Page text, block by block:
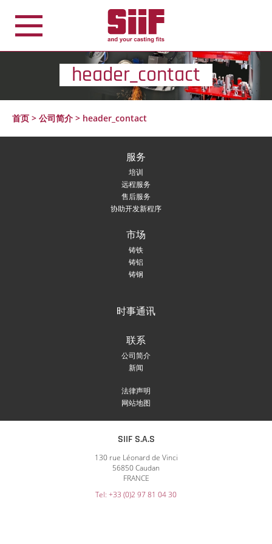
header_contact
首页 > 公司简介 > header_contact
服务
培训
远程服务
售后服务
协助开发新程序
市场
铸铁
铸铝
铸钢
时事通讯
联系
公司简介
新闻
法律声明
网站地图
SIIF S.A.S
130 rue Léonard de Vinci
56850 Caudan
FRANCE
Tel: +33 (0)2 97 81 04 30